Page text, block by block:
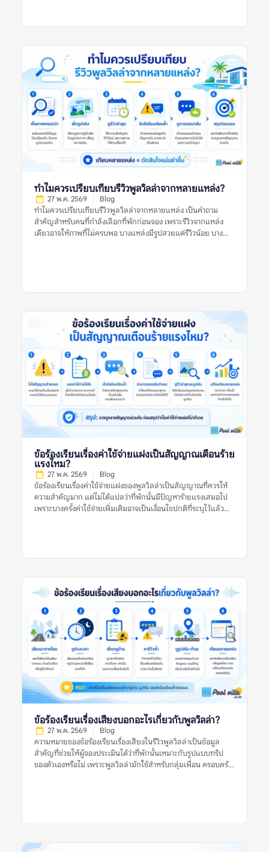
แอร์ไม่เย็น ห้องนอนไม่ตรงรูป คืนเงินมัดจำช้า หรือมีค่าใช้จ่ายไม่
ก่อนจอง การอ่านรีวิวพูลวิลล่าอย่างรอบคอบจึงไม่ใช่การหารีวิวที่ดี
ที่สุดหรือแย่ที่สุด แต่คือการดูแนวโน้มจากหลายรีวิว หลายช่วงเวลา
และหลายแหล่งข้อมูลร่วมกัน ข้อร้องเรียนซ้ำในรีวิวพูลวิลล่าหมาย
ถึงอะไร? ข้อร้องเรียนซ้ำในรีวิวพูลวิลล่า หมายถึงปัญหาเดียวกัน
หรือปัญหาคล้ายกันที่ปรากฏในรีวิวจากผู้เข้าพักหลายคน เช่น หลาย
คนบอกว่าสระน้ำขุ่น หลายรีวิวพูดถึงห้องน้ำมีกลิ่น หรือหลายแหล่ง
ระบุว่าเจ้าของที่พักตอบช้าเมื่อเกิดปัญหา ข้อร้องเรียนซ้ำมีน้ำหนัก
มากกว่ารีวิวแย่เดี่ยว ๆ เพราะช่วยบอกว่าปัญหานั้นอาจไม่ได้เกิดขึ้น
แบบบังเอิญ แต่เป็นสิ่งที่พบได้บ่อยหรือยังไม่ได้รับการแก้ไขอย่าง
จริงจัง ตัวอย่างข้อร้องเรียนซ้ำที่ควรระวัง ได้แก่: รีวิวแย่หนึ่งรีวิวอาจ
เป็นเพียงประสบการณ์เฉพาะครั้ง แต่ข้อร้องเรียนซ้ำในรีวิวพูลวิลล่า
ข้อร้องเรียนซ้ำจึงสำคัญกว่ารีวิวแย่ครั้งเดียว? รีวิวแย่เพียงครั้งเดียว
อาจสะท้อนปัญหาจริง แต่ยังไม่เพียงพอที่จะสรุปว่าที่พักมีมาตรฐาน
ไม่ดีเสมอไป ผู้เข้าพักแต่ละคนมีความคาดหวังต่างกัน บางคนอาจให้
คะแนนต่ำเพราะไม่พอใจกฎบ้าน บางคนอาจเจอเหตุการณ์เฉพาะวัน
เช่น ฝนตก ไฟดับชั่วคราว หรือแม่บ้านเข้าทำความสะอาดล่าช้า แต่ถ้า
ปัญหาเดิมปรากฏซ้ำหลายครั้ง โดยเฉพาะในรีวิวล่าสุดหรือในหลาย
ทำไมควรเปรียบเทียบรีวิวพูลวิลล่าจากหลายแหล่ง?
27 พ.ค. 2569 Blog
ทำไมควรเปรียบเทียบรีวิวพูลวิลล่าจากหลายแหล่ง เป็นคำถาม
สำคัญสำหรับคนที่กำลังเลือกที่พักก่อนจอง เพราะรีวิวจากแหล่ง
เดียวอาจให้ภาพที่ไม่ครบพอ บางแหล่งมีรูปสวยแต่รีวิวน้อย บาง
ของเจ้าของที่พัก สิ่งสำคัญคือไม่ควรตัดสินจากรีวิวเดียว รูปเดียว
ก่อนตัดสินใจจอง ทำไมควรเปรียบเทียบรีวิวพูลวิลล่าจากหลาย
แหล่ง หมายถึงอะไร? ทำไมควรเปรียบเทียบรีวิวพูลวิลล่าจากหลาย
แหล่ง หมายถึงการนำข้อมูลจากหลายแพลตฟอร์มหรือหลาย
ประกาศไว้หรือไม่ ไม่ใช่ดูรีวิวจากที่เดียวแล้วสรุปทันทีว่าที่พักดีหรือ
ไม่ดี รีวิวแต่ละแหล่งมีจุดแข็งต่างกัน บางแพลตฟอร์มมีรีวิวจากผู้
เข้าพักจริงจำนวนมาก บางแหล่งมีรูปจากผู้ใช้ที่ช่วยยืนยันสภาพ
ปัจจุบัน บางแหล่งมีคอมเมนต์ที่พูดตรง ๆ เกี่ยวกับข้อเสีย เช่น ทาง
เข้ายาก สระไม่สะอาด กฎเสียงเข้มงวด หรือมีค่าใช้จ่ายเพิ่มเติม การ
เปรียบเทียบจึงไม่ได้ทำเพื่อจับผิดที่พัก แต่ทำเพื่อให้เห็นข้อเท็จจริง
รอบด้าน โดยเฉพาะพูลวิลล่าที่มีราคาต่อคืนค่อนข้างสูงและมักจอง
สำหรับหลายคน หากเลือกผิด ผลกระทบจะเกิดกับทั้งกลุ่ม ไม่ใช่แค่
ผู้จองคนเดียว ทำไมเรื่องนี้จึงสำคัญก่อนจองพูลวิลล่า? พูลวิลล่ามี
รายละเอียดมากกว่าที่พักทั่วไป เพราะต้องดูทั้งบ้านทั้งหลัง สระว่าย
น้ำ ห้องนอน ห้องน้ำ ครัว พื้นที่จอดรถ กฎบ้าน และเงื่อนไขค่าใช้จ่าย
หากดูรีวิวจากแหล่งเดียว อาจเห็นเฉพาะมุมที่แหล่งนั้นนำเสนอเด่น
ที่สุด ตัวอย่างเช่น […]
ข้อร้องเรียนเรื่องค่าใช้จ่ายแฝงเป็นสัญญาณเตือนร้าย
แรงไหม?
27 พ.ค. 2569 Blog
ข้อร้องเรียนเรื่องค่าใช้จ่ายแฝงของพูลวิลล่าเป็นสัญญาณที่ควรให้
ความสำคัญมาก แต่ไม่ได้แปลว่าที่พักนั้นมีปัญหาร้ายแรงเสมอไป
เพราะบางครั้งค่าใช้จ่ายเพิ่มเติมอาจเป็นเงื่อนไขปกติที่ระบุไว้แล้ว
กัน ไม่ใช่ตัดสินจากรีวิวเดียว รูปเดียว หรือคำร้องเรียนเดียว ข้อร้อง
เรียนเรื่องค่าใช้จ่ายแฝงของพูลวิลล่าหมายถึงอะไร? ข้อร้องเรียน
เรื่องค่าใช้จ่ายแฝงของพูลวิลล่า หมายถึงรีวิวที่ผู้เข้าพักพูดถึงค่าใช้
จ่ายที่ไม่คาดคิดหรือไม่เข้าใจตั้งแต่แรก เช่น ราคาที่เห็นในประกาศ
ไม่ใช่ราคาสุทธิ มีค่าทำความสะอาดเพิ่ม มีค่าคนเกิน ค่าไฟ ค่าปรับ
เสียงดัง ค่าเตาปิ้งย่าง หรือค่าหักเงินมัดจำหลังเช็กเอาต์ คำว่า “ค่าใช้
จ่ายแฝง” ไม่ได้หมายความว่าทุกรายการเป็นการเอาเปรียบเสมอไป
บางรายการอาจเป็นค่าใช้จ่ายปกติของที่พัก แต่กลายเป็นปัญหา
เพราะสื่อสารไม่ชัดก่อนจอง หรือผู้เข้าพักไม่ได้อ่านเงื่อนไขให้ครบ
รีวิวที่มีประโยชน์ควรบอกชัดว่า ค่าใช้จ่ายนั้นคืออะไร ถูกแจ้งไว้ก่อน
หรือไม่ เกิดขึ้นเพราะเงื่อนไขใด และเจ้าของที่พักอธิบายอย่างไร หาก
รีวิวมีเพียงคำว่า “มีค่าใช้จ่ายแอบแฝง” แต่ไม่บอกบริบท ควรอ่าน
รีวิวอื่นประกอบก่อนสรุป ทำไมข้อร้องเรียนเรื่องค่าใช้จ่ายแฝงจึง
สำคัญ? พูลวิลล่ามักเป็นที่พักสำหรับกลุ่มเพื่อน ครอบครัว หรือ
หลายครอบครัวที่แชร์ค่าใช้จ่ายกัน หากมีค่าใช้จ่ายเพิ่มที่ไม่ได้
วางแผนไว้ อาจทำให้เกิดความไม่พอใจในกลุ่ม หรือทำให้งบประมาณ
จริงสูงกว่าที่คาด ข้อร้องเรียนเรื่องค่าใช้จ่ายแฝงของพูลวิลล่ายังช่วย
สะท้อนความโปร่งใสของที่พัก หากที่พักแจ้งราคาชัดเจน อธิบาย
ข้อร้องเรียนเรื่องเสียงบอกอะไรเกี่ยวกับพูลวิลล่า?
27 พ.ค. 2569 Blog
ความหมายของข้อร้องเรียนเรื่องเสียงในรีวิวพูลวิลล่าเป็นข้อมูล
สำคัญที่ช่วยให้ผู้จองประเมินได้ว่าที่พักนั้นเหมาะกับรูปแบบทริป
ของตัวเองหรือไม่ เพราะพูลวิลล่ามักใช้สำหรับกลุ่มเพื่อน ครอบครัว
ชัดเจนหรือไม่ ใช้เสียงได้ถึงกี่โมง และมีความเสี่ยงเรื่องค่าปรับหรือ
กัน ไม่ใช่ดูจากรีวิวเดียว รูปเดียว หรือคะแนนดาวเพียงอย่างเดียว